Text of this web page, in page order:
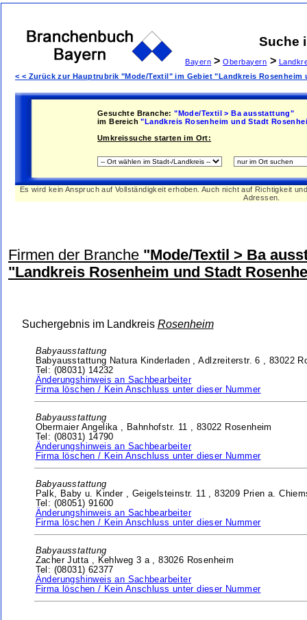
Suche
Bayern > Oberbayern >
< < Zurück zur Hauptrubrik "Mode/Textil" im Gebiet "Landkreis Rosenheim
Gesuchte Branche: "Mode/Textil > Ba ausstattung"
im Bereich "Landkreis Rosenheim und Stadt
Umkreissuche starten im Ort:
Es wird kein Anspruch auf Vollständigkeit erhoben. Auch nicht auf Richtigkeit
Adressen.
Firmen der Branche "Mode/Textil > Ba
"Landkreis Rosenheim und Stadt
Suchergebnis im Landkreis Rosenheim
Babyausstattung
Babyausstattung Natura Kinderladen ,Adlzreiterstr. 6 , 83022
Tel: (08031) 14232
Änderungshinweis an Sachbearbeiter
Firma löschen / Kein Anschluss unter dieser Nummer
Babyausstattung
Obermaier Angelika , Bahnhofstr. 11 , 83022 Rosenheim
Tel: (08031) 14790
Änderungshinweis an Sachbearbeiter
Firma löschen / Kein Anschluss unter dieser Nummer
Babyausstattung
Palk, Baby u. Kinder , Geigelsteinstr. 11 ,83209 Prien a.
Tel: (08051) 91600
Änderungshinweis an Sachbearbeiter
Firma löschen / Kein Anschluss unter dieser Nummer
Babyausstattung
Zacher Jutta , Kehlweg 3 a ,83026 Rosenheim
Tel: (08031) 62377
Änderungshinweis an Sachbearbeiter
Firma löschen / Kein Anschluss unter dieser Nummer